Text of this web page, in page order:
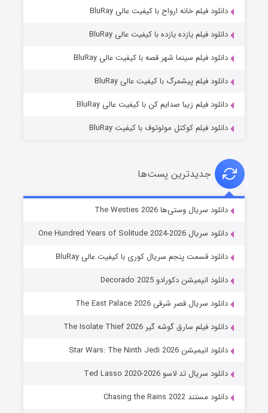
خاندان اژدها فصل ۳
قسمت۱۴ (زیرنویس) منتشر شد
دانلود فیلم خانه ارواح با کیفیت عالی BluRay
دانلود فیلم یازده یازده با کیفیت عالی BluRay
دانلود فیلم سینما شهر قصه با کیفیت عالی BluRay
دانلود فیلم پیشمرگ با کیفیت عالی BluRay
دانلود فیلم زیبا صدایم کن با کیفیت عالی BluRay
دانلود فیلم کوکتل مولوتوف با کیفیت BluRay
جدیدترین پست‌ها
دانلود سریال وستی‌ها The Westies 2026
دانلود سریال One Hundred Years of Solitude 2024-2026
دانلود قسمت پنجم سریال کوری با کیفیت عالی BluRay
دانلود انیمیشن دکورادو Decorado 2025
دانلود سریال قصر شرقی The East Palace 2026
دانلود فیلم سارق گوشه گیر The Isolate Thief 2026
دانلود انیمیشن Star Wars: The Ninth Jedi 2026
دانلود سریال تد لاسو Ted Lasso 2020-2026
دانلود مستند Chasing the Rains 2022